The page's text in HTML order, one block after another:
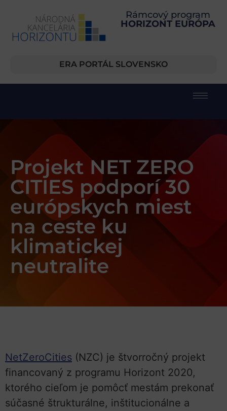
Rámcový program
HORIZONT EURÓPA
ERA PORTÁL SLOVENSKO
Projekt NET ZERO
CITIES podporí 30
európskych miest
na ceste ku
klimatickej
neutralite
NetZeroCities (NZC) je štvorročný projekt
financovaný z programu Horizont 2020,
ktorého cieľom je pomôcť mestám prekonať
súčasné štrukturálne, inštitucionálne a